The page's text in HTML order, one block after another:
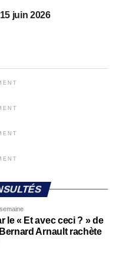
juin 2026
le « Et avec ceci ? » de
Arnault rachète